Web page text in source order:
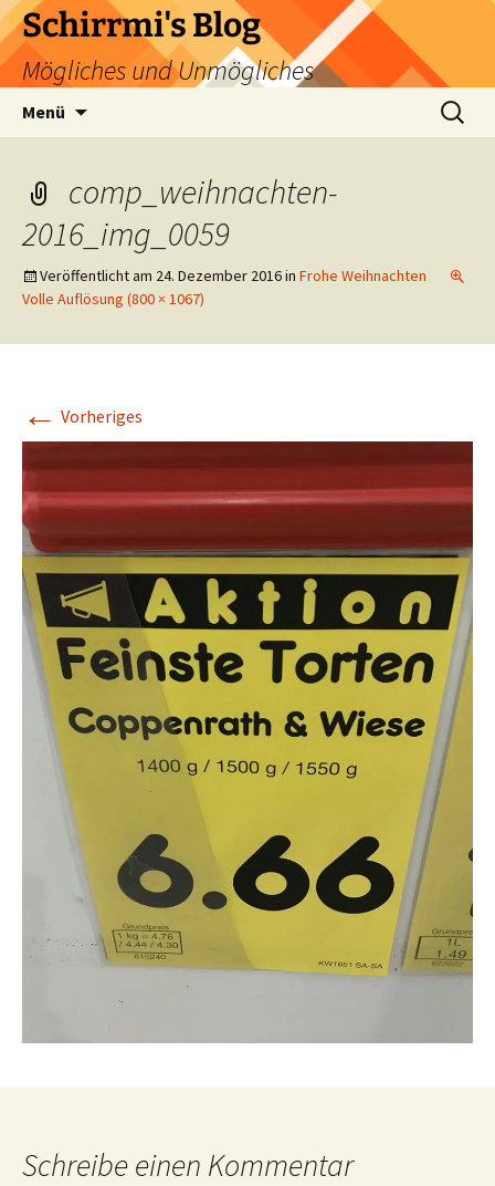
Zum
Inhalt
springen
Schirrmi's Blog
Mögliches und Unmögliches
Menü
Suchen
nach:
comp_weihnachten-
2016_img_0059
Veröffentlicht am 24. Dezember 2016in Frohe Weihnachten
Volle Auflösung (800 × 1067)
← Vorheriges
Schreibe einen Kommentar